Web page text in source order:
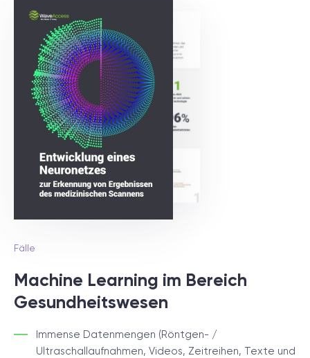
Fälle
Machine Learning im Bereich
Gesundheitswesen
Immense Datenmengen (Röntgen- /
Ultraschallaufnahmen, Videos, Zeitreihen, Texte und